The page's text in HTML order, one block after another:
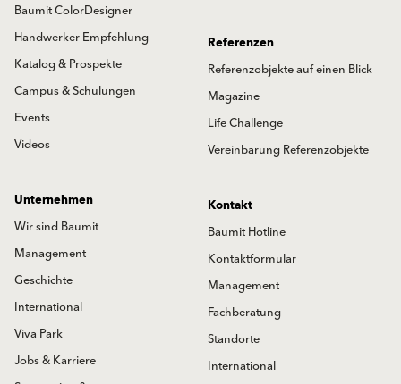
Baumit ColorDesigner
Handwerker Empfehlung
Katalog & Prospekte
Campus & Schulungen
Events
Videos
Referenzen
Referenzobjekte auf einen Blick
Magazine
Life Challenge
Vereinbarung Referenzobjekte
Unternehmen
Wir sind Baumit
Management
Geschichte
International
Viva Park
Jobs & Karriere
Kontakt
Baumit Hotline
Kontaktformular
Management
Fachberatung
Standorte
International